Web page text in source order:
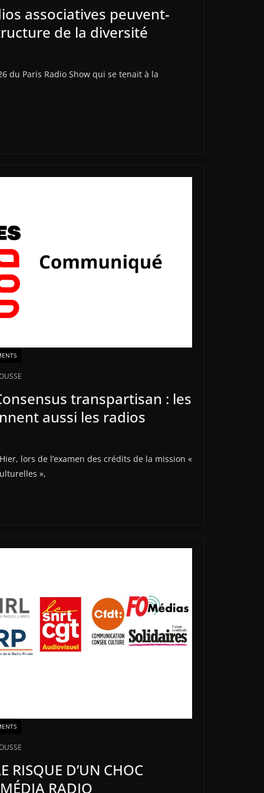
associatives peuvent-
de la diversité
du Paris Radio Show qui se tenait à la
transpartisan : les
aussi les radios
lors de l’examen des crédits de la mission «
»,
RISQUE D’UN CHOC
RADIO